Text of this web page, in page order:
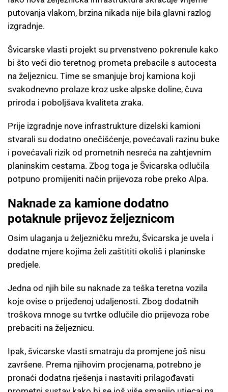
putovanja vlakom, brzina nikada nije bila glavni razlog
izgradnje.
Švicarske vlasti projekt su prvenstveno pokrenule kako
bi što veći dio teretnog prometa prebacile s autocesta
na željeznicu. Time se smanjuje broj kamiona koji
svakodnevno prolaze kroz uske alpske doline, čuva
priroda i poboljšava kvaliteta zraka.
Prije izgradnje nove infrastrukture dizelski kamioni
stvarali su dodatno onečišćenje, povećavali razinu buke
i povećavali rizik od prometnih nesreća na zahtjevnim
planinskim cestama. Zbog toga je Švicarska odlučila
potpuno promijeniti način prijevoza robe preko Alpa.
Naknade za kamione dodatno
potaknule prijevoz željeznicom
Osim ulaganja u željezničku mrežu, Švicarska je uvela i
dodatne mjere kojima želi zaštititi okoliš i planinske
predjele.
Jedna od njih bile su naknade za teška teretna vozila
koje ovise o prijeđenoj udaljenosti. Zbog dodatnih
troškova mnoge su tvrtke odlučile dio prijevoza robe
prebaciti na željeznicu.
Ipak, švicarske vlasti smatraju da promjene još nisu
završene. Prema njihovim procjenama, potrebno je
pronaći dodatna rješenja i nastaviti prilagođavati